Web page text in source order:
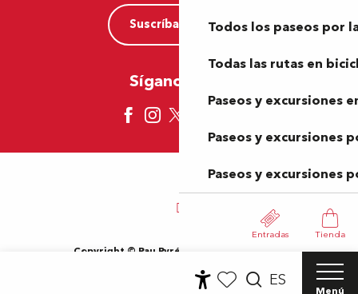
Menú
Todos los paseos por
Todas las rutas en
Paseos y excursiones
Paseos y excursiones
Paseos y excursiones
Entradas Tienda
ES
Suscríbase ahora
Síganos aquí
Copyright © Pau Pyrénées Tourisme 2024
Condiciones de uso
Cookies